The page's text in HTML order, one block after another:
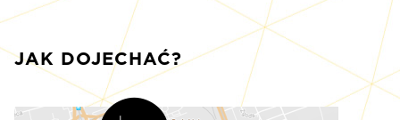
JAK DOJECHAĆ?